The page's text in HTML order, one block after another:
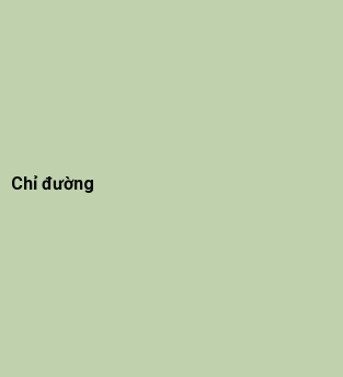
Chỉ đường